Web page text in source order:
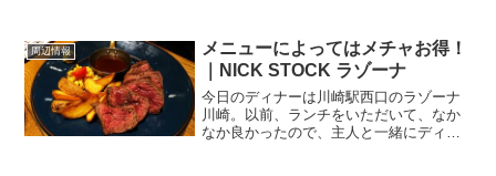
私。さーて、朝食でも食べようかしらと
時計をみたら、まだ6時。...
周辺情報
メニューによってはメチャお得！
｜NICK STOCK ラゾーナ
今日のディナーは川崎駅西口のラゾーナ
川崎。以前、ランチをいただいて、なか
なか良かったので、主人と一緒にディナ